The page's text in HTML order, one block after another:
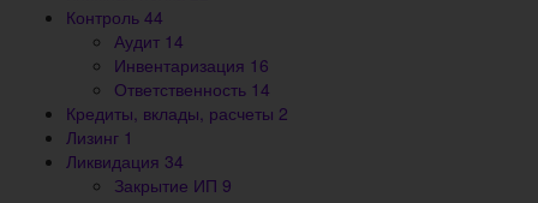
Контроль 44
Аудит 14
Инвентаризация 16
Ответственность 14
Кредиты, вклады, расчеты 2
Лизинг 1
Ликвидация 34
Закрытие ИП 9